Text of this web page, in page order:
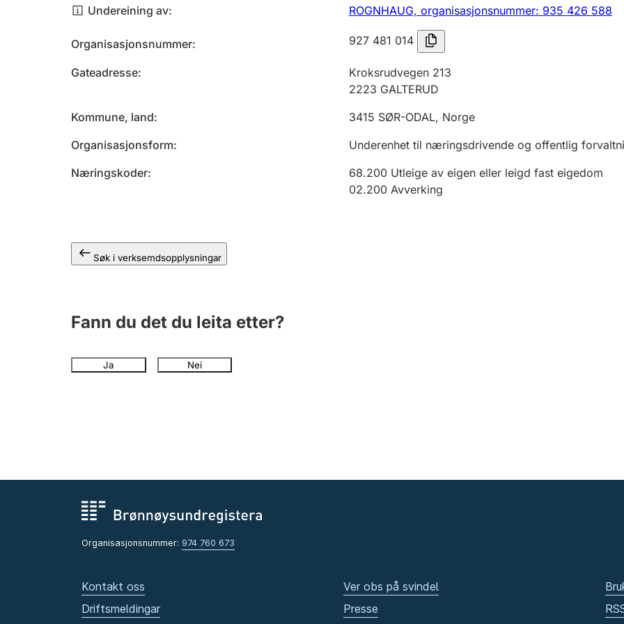
Undereining av ROGNHAUG, organisasjonsnummer: 935 426 588
Organisasjonsnummer 927 481 014
Gateadresse
Kroksrudvegen 213
2223 GALTERUD
Kommune, land
3415 SØR-ODAL, Norge
Organisasjonsform
Underenhet til næringsdrivende og offentlig
Næringskoder
68.200 Utleige av eigen eller leigd fast eigedom
02.200 Avverking
Søk i verksemdsopplysningar
Fann du det du leita etter?
Ja Nei
Organisasjonsnummer: 974 760 673
Kontakt oss
Driftsmeldingar
Ver obs på svindel
Presse